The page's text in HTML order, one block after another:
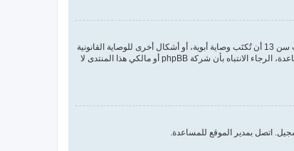
COPPA، أو قانون حماية خصوصية الأطفال على الويب هو قانون في الولايات المتحدة الأمريكية صدر في عام 1998 يطلب من المواقع التي تجمع معلومات من القاصرين تحت سن 13 أن تُكتَب وصاية أبوية، أو أشكال أخرى للوصاية القانونية
بأن يسمحوا بجمع معلومات خاصة معرفة من القاصر تحت سن 13. إذا كنت غير متأكد إذا كان ينطبق عليك هذا القانون بوصفك شخصا فقم بالتواصل مع مستشار قانوني للمساعدة، الرجاء الانتباه بأن شركة phpBB أو مالكي هذا المنتدى لا
اتصل بمدير الموقع للمساعدة.